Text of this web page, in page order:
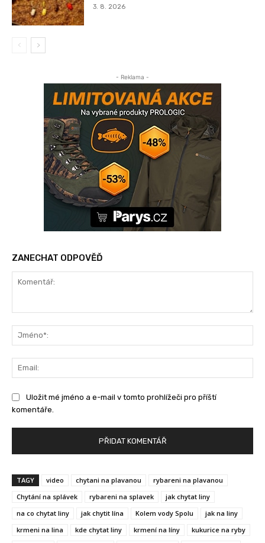
3. 8. 2026
- Reklama -
ZANECHAT ODPOVĚĎ
Uložit mé jméno a e-mail v tomto prohlížeči pro příští
komentáře.
TAGY video chytani na plavanou
rybareni na plavanou
Chytání na splávek
rybareni na splavek
jak chytat liny
na co chytat liny
jak chytit lína Kolem vody Spolu
jak na liny
krmeni na lina
kde chytat liny krmení na líny
kukurice na ryby